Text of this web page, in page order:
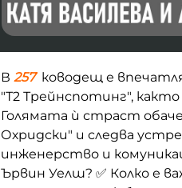
В 257 ководещ е
"Т2 Трейнспотинг",
Голямата ѝ страст
Охридски" и следва
инженерство и
Ървин Уелш? ✅ Колко е